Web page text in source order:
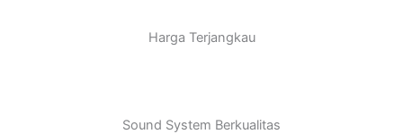
Harga Terjangkau
Sound System Berkualitas